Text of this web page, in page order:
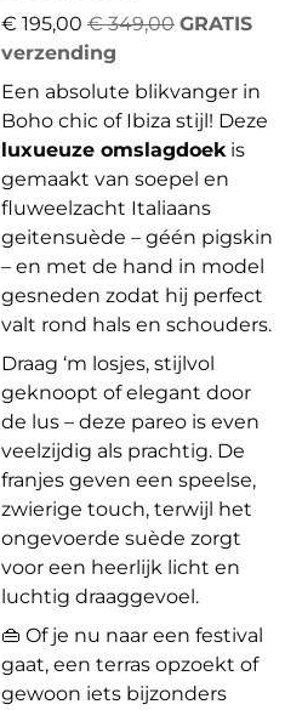
€ 195,00 € 349,00 GRATIS
verzending
Een absolute blikvanger in
Boho chic of Ibiza stijl! Deze
luxueuze omslagdoekis
gemaakt van soepel en
fluweelzacht Italiaans
geitensuède – géén pigskin
– en met de hand in model
gesneden zodat hij perfect
valt rond hals en schouders.
Draag ‘m losjes, stijlvol
geknoopt of elegant door
de lus – deze pareo is even
veelzijdig als prachtig. De
franjes geven een speelse,
zwierige touch, terwijl het
ongevoerde suède zorgt
voor een heerlijk licht en
luchtig draaggevoel.
👜 Of je nu naar een festival
gaat, een terras opzoekt of
gewoon iets bijzonders